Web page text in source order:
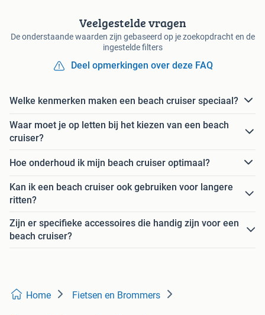
Veelgestelde vragen
De onderstaande waarden zijn gebaseerd op je zoekopdracht en de
ingestelde filters
Deel opmerkingen over deze FAQ
Welke kenmerken maken een beach cruiser speciaal?
Waar moet je op letten bij het kiezen van een beach
cruiser?
Hoe onderhoud ik mijn beach cruiser optimaal?
Kan ik een beach cruiser ook gebruiken voor langere
ritten?
Zijn er specifieke accessoires die handig zijn voor een
beach cruiser?
Home Fietsen en Brommers